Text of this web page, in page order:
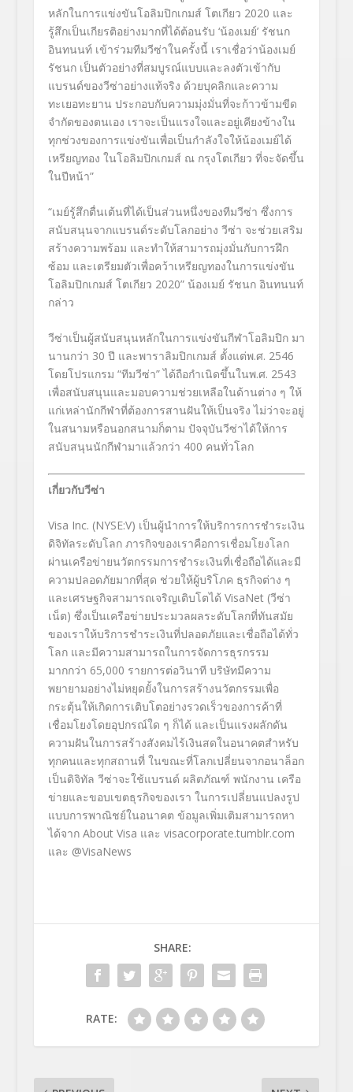
หลักในการแข่งขันโอลิมปิกเกมส์ โตเกียว 2020 และ
รู้สึกเป็นเกียรติอย่างมากที่ได้ต้อนรับ ‘น้องเมย์’ รัชนก
อินทนนท์ เข้าร่วมทีมวีซ่าในครั้งนี้ เราเชื่อว่าน้องเมย์
รัชนก เป็นตัวอย่างที่สมบูรณ์แบบและลงตัวเข้ากับ
แบรนด์ของวีซ่าอย่างแท้จริง ด้วยบุคลิกและความ
ทะเยอทะยาน ประกอบกับความมุ่งมั่นที่จะก้าวข้ามขีด
จำกัดของตนเอง เราจะเป็นแรงใจและอยู่เคียงข้างใน
ทุกช่วงของการแข่งขันเพื่อเป็นกำลังใจให้น้องเมย์ได้
เหรียญทอง ในโอลิมปิกเกมส์ ณ กรุงโตเกียว ที่จะจัดขึ้น
ในปีหน้า”
“เมย์รู้สึกตื่นเต้นที่ได้เป็นส่วนหนึ่งของทีมวีซ่า ซึ่งการ
สนับสนุนจากแบรนด์ระดับโลกอย่าง วีซ่า จะช่วยเสริม
สร้างความพร้อม และทำให้สามารถมุ่งมั่นกับการฝึก
ซ้อม และเตรียมตัวเพื่อคว้าเหรียญทองในการแข่งขัน
โอลิมปิกเกมส์ โตเกียว 2020” น้องเมย์ รัชนก อินทนนท์
กล่าว
วีซ่าเป็นผู้สนับสนุนหลักในการแข่งขันกีฬาโอลิมปิก มา
นานกว่า 30 ปี และพาราลิมปิกเกมส์ ตั้งแต่พ.ศ. 2546
โดยโปรแกรม “ทีมวีซ่า” ได้ถือกำเนิดขึ้นในพ.ศ. 2543
เพื่อสนับสนุนและมอบความช่วยเหลือในด้านต่าง ๆ ให้
แก่เหล่านักกีฬาที่ต้องการสานฝันให้เป็นจริง ไม่ว่าจะอยู่
ในสนามหรือนอกสนามก็ตาม ปัจจุบันวีซ่าได้ให้การ
สนับสนุนนักกีฬามาแล้วกว่า 400 คนทั่วโลก
เกี่ยวกับวีซ่า
Visa Inc. (NYSE:V) เป็นผู้นำการให้บริการการชำระเงิน
ดิจิทัลระดับโลก ภารกิจของเราคือการเชื่อมโยงโลก
ผ่านเครือข่ายนวัตกรรมการชำระเงินที่เชื่อถือได้และมี
ความปลอดภัยมากที่สุด ช่วยให้ผู้บริโภค ธุรกิจต่าง ๆ
และเศรษฐกิจสามารถเจริญเติบโตได้ VisaNet (วีซ่า
เน็ต) ซึ่งเป็นเครือข่ายประมวลผลระดับโลกที่ทันสมัย
ของเราให้บริการชำระเงินที่ปลอดภัยและเชื่อถือได้ทั่ว
โลก และมีความสามารถในการจัดการธุรกรรม
มากกว่า 65,000 รายการต่อวินาที บริษัทมีความ
พยายามอย่างไม่หยุดยั้งในการสร้างนวัตกรรมเพื่อ
กระตุ้นให้เกิดการเติบโตอย่างรวดเร็วของการค้าที่
เชื่อมโยงโดยอุปกรณ์ใด ๆ ก็ได้ และเป็นแรงผลักดัน
ความฝันในการสร้างสังคมไร้เงินสดในอนาคตสำหรับ
ทุกคนและทุกสถานที่ ในขณะที่โลกเปลี่ยนจากอนาล็อก
เป็นดิจิทัล วีซ่าจะใช้แบรนด์ ผลิตภัณฑ์ พนักงาน เครือ
ข่ายและขอบเขตธุรกิจของเรา ในการเปลี่ยนแปลงรูป
แบบการพาณิชย์ในอนาคต ข้อมูลเพิ่มเติมสามารถหา
ได้จาก About Visa และ visacorporate.tumblr.com
และ @VisaNews
SHARE:
RATE: